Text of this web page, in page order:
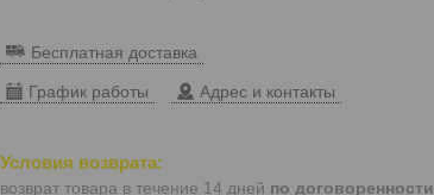
Бесплатная доставка
График работы Адрес и контакты
возврат товара в течение 14 дней по договоренности